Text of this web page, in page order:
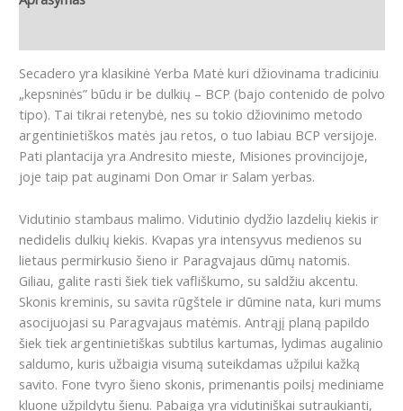
Secadero yra klasikinė Yerba Matė kuri džiovinama tradiciniu
„kepsninės” būdu ir be dulkių – BCP (bajo contenido de polvo
tipo). Tai tikrai retenybė, nes su tokio džiovinimo metodo
argentinietiškos matės jau retos, o tuo labiau BCP versijoje.
Pati plantacija yra Andresito mieste, Misiones provincijoje,
joje taip pat auginami Don Omar ir Salam yerbas.
Vidutinio stambaus malimo. Vidutinio dydžio lazdelių kiekis ir
nedidelis dulkių kiekis. Kvapas yra intensyvus medienos su
lietaus permirkusio šieno ir Paragvajaus dūmų natomis.
Giliau, galite rasti šiek tiek vafliškumo, su saldžiu akcentu.
Skonis kreminis, su savita rūgštele ir dūmine nata, kuri mums
asocijuojasi su Paragvajaus matėmis. Antrąjį planą papildo
šiek tiek argentinietiškas subtilus kartumas, lydimas augalinio
saldumo, kuris užbaigia visumą suteikdamas užpilui kažką
savito. Fone tvyro šieno skonis, primenantis poilsį mediniame
kluone užpildytu šienu. Pabaiga yra vidutiniškai sutraukianti,